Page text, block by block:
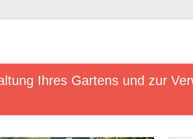
Ihres Gartens und zur